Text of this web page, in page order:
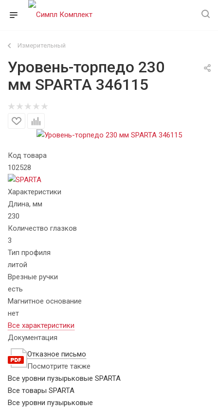
Измерительный
Уровень-торпедо 230
мм SPARTA 346115
Код товара
102528
Характеристики
Длина, мм
230
Количество глазков
3
Тип профиля
литой
Врезные ручки
есть
Магнитное основание
нет
Все характеристики
Документация
Отказное письмо
Посмотрите также
Все уровни пузырьковые SPARTA
Все товары SPARTA
Все уровни пузырьковые